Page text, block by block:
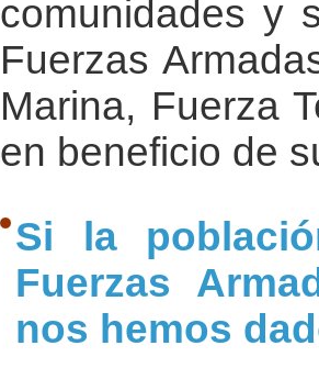
comunidades y
Fuerzas
Marina, Fuerza
en beneficio de
Si la
Fuerzas
nos hemos